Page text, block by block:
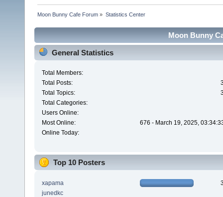
Moon Bunny Cafe Forum » Statistics Center
Moon Bunny
General Statistics
Total Members:
Total Posts:
Total Topics:
Total Categories:
Users Online:
Most Online:
676 - March 19, 2025,
Online Today:
Top 10 Posters
xapama
junedkc